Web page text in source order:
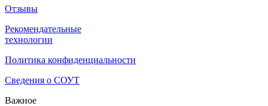
Отзывы
Рекомендательные
технологии
Политика конфиденциальности
Сведения о СОУТ
Важное